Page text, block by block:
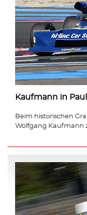
Kaufmann in
Beim historischen
Wolfgang Kaufmann